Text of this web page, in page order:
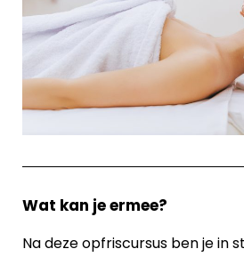
Wat kan je ermee?
Na deze opfriscursus ben je in